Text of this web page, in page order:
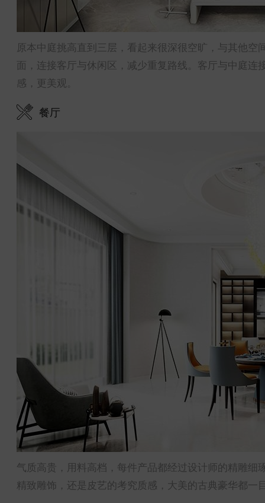
原本中庭挑高直到三层，看起来很深很空旷，与其他
面，连接客厅与休闲区，减少重复路线。客厅与中庭
感，更美观。
餐厅
气质高贵，用料高档，每件产品都经过设计师的精雕
精致雕饰，还是皮艺的考究质感，大美的古典豪华都一